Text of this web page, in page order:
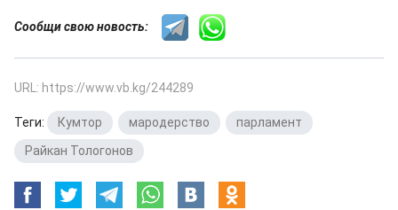
Сообщи свою новость:
URL: https://www.vb.kg/244289
Теги: Кумтор мародерство парламент
Райкан Тологонов